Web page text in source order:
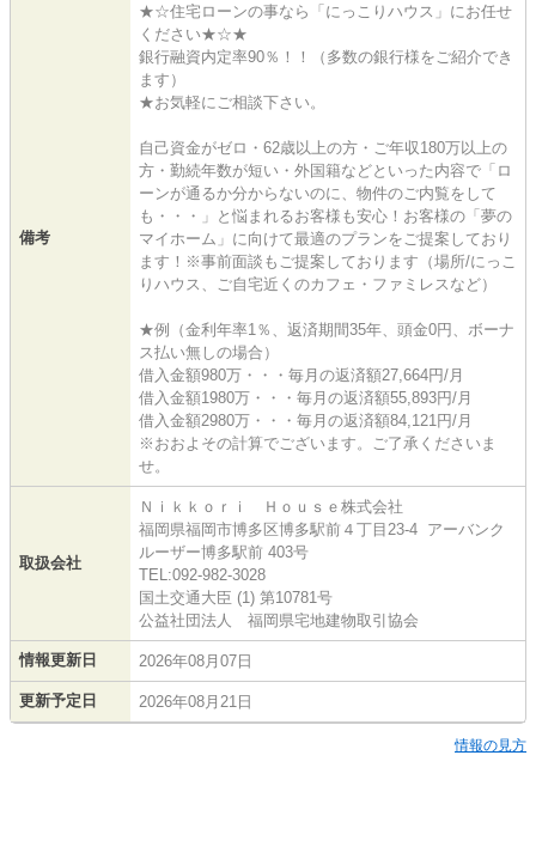
備考
★☆住宅ローンの事なら「にっこりハウス」にお任せ
ください★☆★
銀行融資内定率90％！！（多数の銀行様をご紹介でき
ます）
★お気軽にご相談下さい。
自己資金がゼロ・62歳以上の方・ご年収180万以上の
方・勤続年数が短い・外国籍などといった内容で「ロ
ーンが通るか分からないのに、物件のご内覧をして
も・・・」と悩まれるお客様も安心！お客様の「夢の
マイホーム」に向けて最適のプランをご提案しており
ます！※事前面談もご提案しております（場所/にっこ
りハウス、ご自宅近くのカフェ・ファミレスなど）
★例（金利年率1％、返済期間35年、頭金0円、ボーナ
ス払い無しの場合）
借入金額980万・・・毎月の返済額27,664円/月
借入金額1980万・・・毎月の返済額55,893円/月
借入金額2980万・・・毎月の返済額84,121円/月
※おおよその計算でございます。ご了承くださいま
せ。
取扱会社
Ｎｉｋｋｏｒｉ Ｈｏｕｓｅ株式会社
福岡県福岡市博多区博多駅前４丁目23-4 アーバンク
ルーザー博多駅前 403号
TEL:092-982-3028
国土交通大臣 (1) 第10781号
公益社団法人 福岡県宅地建物取引協会
情報更新日 2026年08月07日
更新予定日 2026年08月21日
情報の見方